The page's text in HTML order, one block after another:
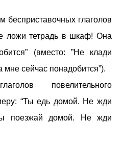
бесприставочных глаголов
ложи тетрадь в шкаф! Она
(вместо: ”Не клади
сейчас понадобится”).
повелительного
“Ты едь домой. Не жди
поезжай домой. Не жди